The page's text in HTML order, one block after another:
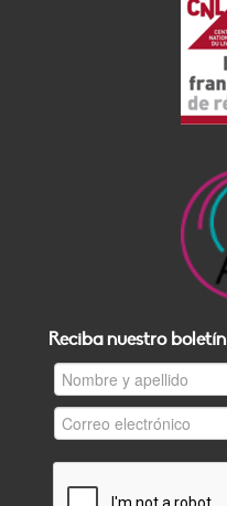
Reciba nuestro boletín